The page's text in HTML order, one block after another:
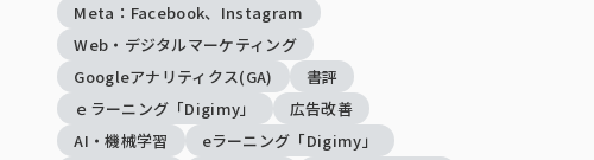
Meta：Facebook、Instagram
Web・デジタルマーケティング
Googleアナリティクス(GA)
書評
ｅラーニング「Digimy」
広告改善
AI・機械学習
eラーニング「Digimy」